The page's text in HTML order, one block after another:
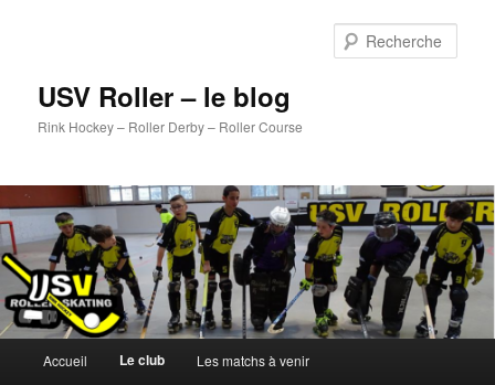
USV Roller – le blog
Rink Hockey – Roller Derby – Roller Course
principal
Accueil Le club Les matchs à venir